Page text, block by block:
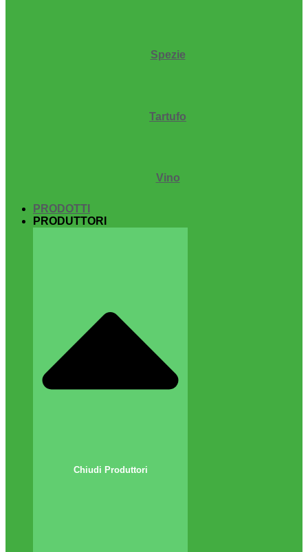
Spezie
Tartufo
Vino
PRODOTTI
PRODUTTORI
Chiudi Produttori